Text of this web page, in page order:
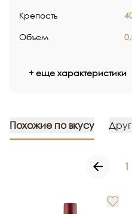
Крепость
Объем
+ еще характеристики
Похожие по вкусу
1